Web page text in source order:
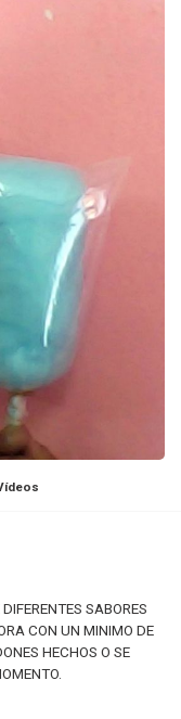
SABORES
CON UN MINIMO DE
HECHOS O SE